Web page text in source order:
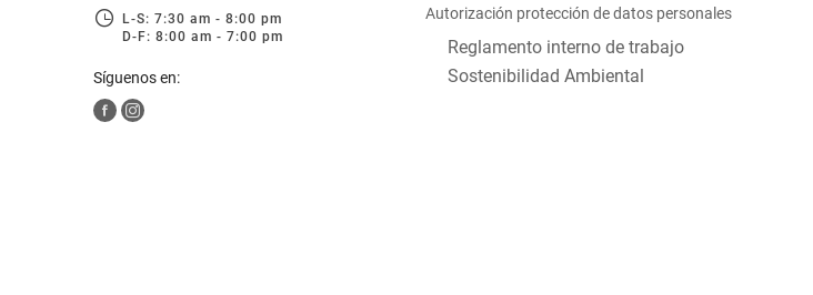
L-S: 7:30 am - 8:00 pm
D-F: 8:00 am - 7:00 pm
Síguenos en:
Autorización protección de datos personales
Reglamento interno de trabajo
Sostenibilidad Ambiental